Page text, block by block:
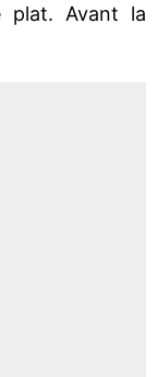
plat. Avant la